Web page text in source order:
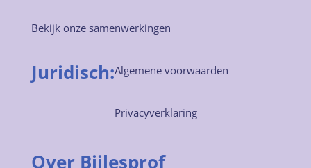
Bekijk onze samenwerkingen
Juridisch:Algemene voorwaarden
Privacyverklaring
Over Bijlesprof